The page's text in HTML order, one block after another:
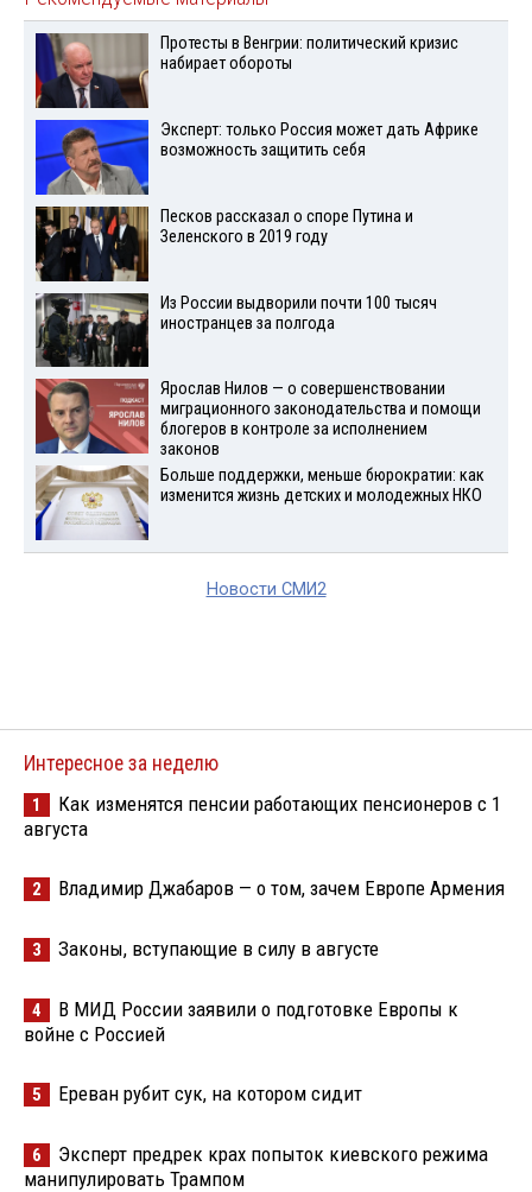
Протесты в Венгрии: политический кризис
набирает обороты
Эксперт: только Россия может дать Африке
возможность защитить себя
Песков рассказал о споре Путина и
Зеленского в 2019 году
Из России выдворили почти 100 тысяч
иностранцев за полгода
Ярослав Нилов — о совершенствовании
миграционного законодательства и помощи
блогеров в контроле за исполнением
законов
Больше поддержки, меньше бюрократии: как
изменится жизнь детских и молодежных НКО
Новости СМИ2
Интересное за неделю
1
Как изменятся пенсии работающих пенсионеров с 1
августа
2 Владимир Джабаров — о том, зачем Европе Армения
3 Законы, вступающие в силу в августе
4
В МИД России заявили о подготовке Европы к
войне с Россией
5 Ереван рубит сук, на котором сидит
6
Эксперт предрек крах попыток киевского режима
манипулировать Трампом